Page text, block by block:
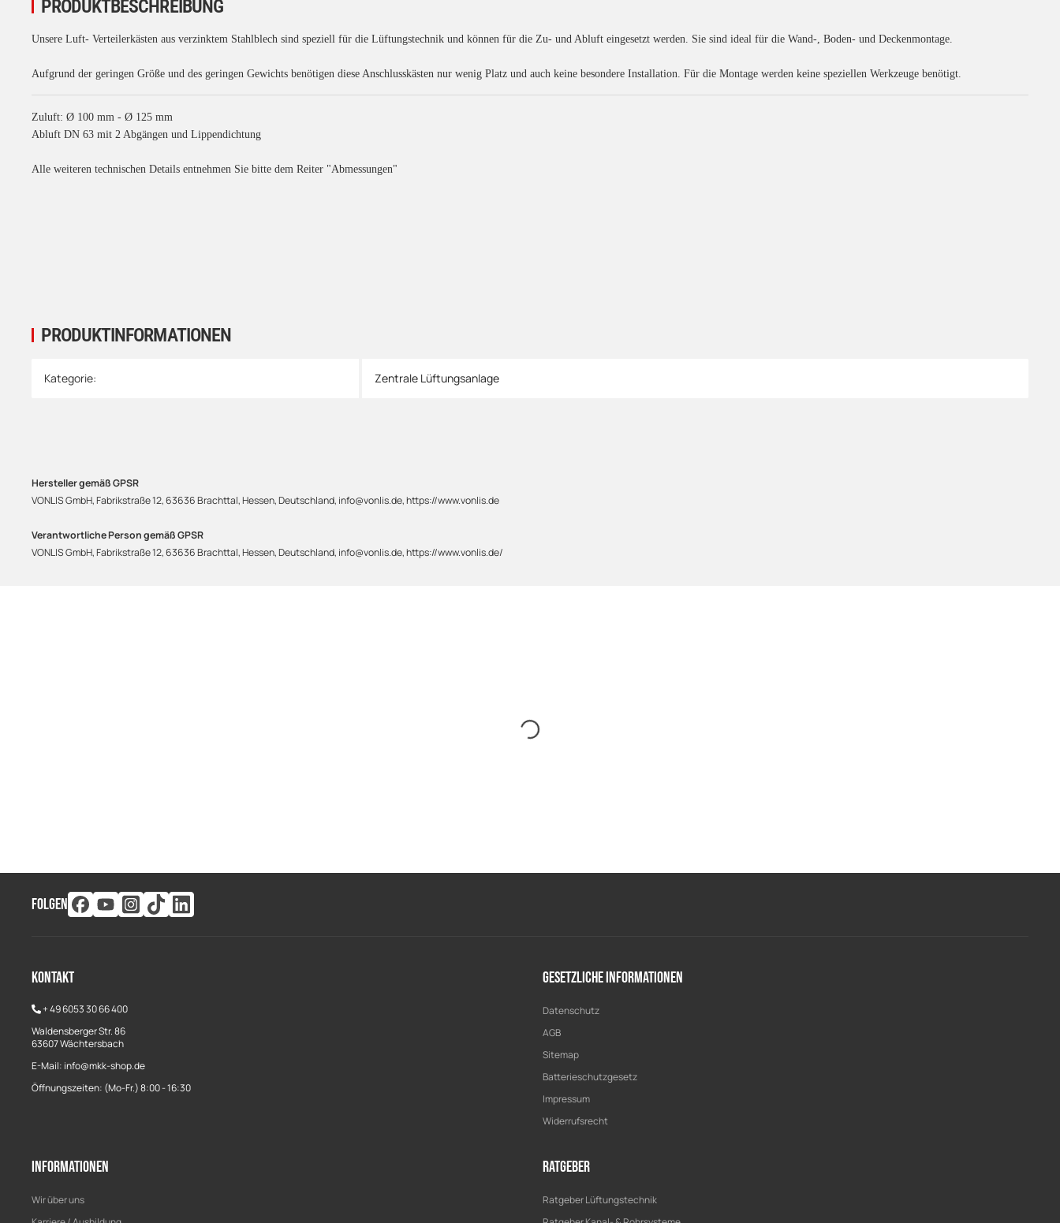
PRODUKTINFORMATIONEN
Produkteigenschaft
Wert
Kategorie: Zentrale Lüftungsanlage
PRODUKTBESCHREIBUNG
Unsere Luft- Verteilerkästen aus verzinktem Stahlblech sind speziell für die Lüftungstechnik und können für die Zu- und Abluft eingesetzt werden. Sie sind ideal für die Wand-, Boden- und Deckenmontage.
Aufgrund der geringen Größe und des geringen Gewichts benötigen diese Anschlusskästen nur wenig Platz und auch keine besondere Installation. Für die Montage werden keine speziellen Werkzeuge benötigt.
Zuluft: Ø 100 mm - Ø 125 mm
Abluft DN 63 mit 2 Abgängen und Lippendichtung
Alle weiteren technischen Details entnehmen Sie bitte dem Reiter "Abmessungen"
Hersteller gemäß GPSR
VONLIS GmbH, Fabrikstraße 12, 63636 Brachttal, Hessen, Deutschland, info@vonlis.de, https://www.vonlis.de
Verantwortliche Person gemäß GPSR
VONLIS GmbH, Fabrikstraße 12, 63636 Brachttal, Hessen, Deutschland, info@vonlis.de, https://www.vonlis.de/
FOLGEN
Kontakt
+49 6053 30 66 400
Waldensberger Str. 86
63607 Wächtersbach
E-Mail: info@mkk-shop.de
Öffnungszeiten: (Mo-Fr.) 8:00 - 16:30
Gesetzliche Informationen
Datenschutz
AGB
Sitemap
Batterieschutzgesetz
Impressum
Widerrufsrecht
Informationen
Wir über uns
Ratgeber
Ratgeber Lüftungstechnik